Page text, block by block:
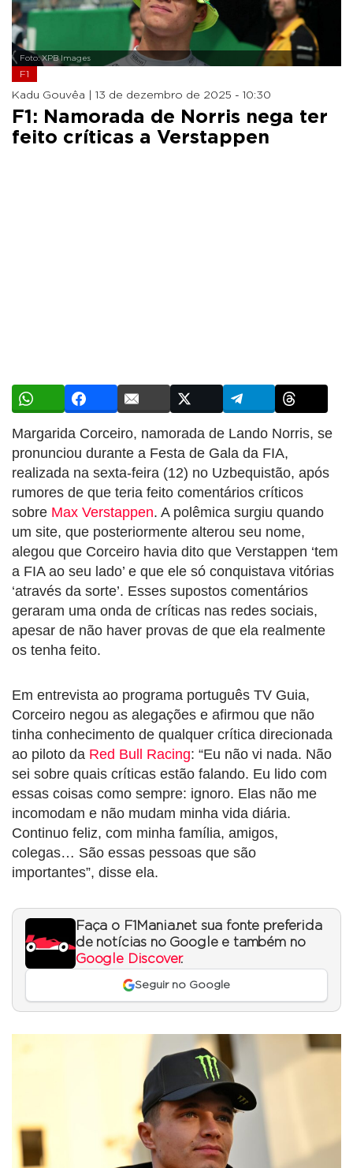
Foto: XPB Images
F1
Kadu Gouvêa | 13 de dezembro de 2025 - 10:30
F1: Namorada de Norris nega ter
feito críticas a Verstappen
Margarida Corceiro, namorada de Lando Norris, se
pronunciou durante a Festa de Gala da FIA,
realizada na sexta-feira (12) no Uzbequistão, após
rumores de que teria feito comentários críticos
sobre Max Verstappen. A polêmica surgiu quando
um site, que posteriormente alterou seu nome,
alegou que Corceiro havia dito que Verstappen ‘tem
a FIA ao seu lado’ e que ele só conquistava vitórias
‘através da sorte’. Esses supostos comentários
geraram uma onda de críticas nas redes sociais,
apesar de não haver provas de que ela realmente
os tenha feito.
Em entrevista ao programa português TV Guia,
Corceiro negou as alegações e afirmou que não
tinha conhecimento de qualquer crítica direcionada
ao piloto da Red Bull Racing: “Eu não vi nada. Não
sei sobre quais críticas estão falando. Eu lido com
essas coisas como sempre: ignoro. Elas não me
incomodam e não mudam minha vida diária.
Continuo feliz, com minha família, amigos,
colegas… São essas pessoas que são
importantes”, disse ela.
Faça o F1Mania.net sua fonte preferida
de notícias no Google e também no
Google Discover.
Seguir no Google